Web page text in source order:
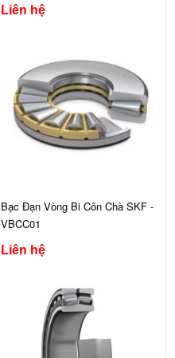
Liên hệ
Bạc Đạn Vòng Bi Côn Chà SKF -
VBCC01
Liên hệ